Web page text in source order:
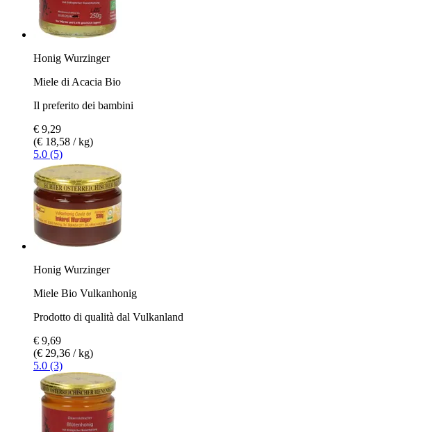
Honig Wurzinger
Miele di Acacia Bio
Il preferito dei bambini
€ 9,29
(€ 18,58 / kg)
5.0 (5)
Honig Wurzinger
Miele Bio Vulkanhonig
Prodotto di qualità dal Vulkanland
€ 9,69
(€ 29,36 / kg)
5.0 (3)